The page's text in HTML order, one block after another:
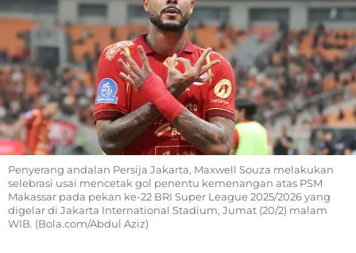
Penyerang andalan Persija Jakarta, Maxwell Souza melakukan
selebrasi usai mencetak gol penentu kemenangan atas PSM
Makassar pada pekan ke-22 BRI Super League 2025/2026 yang
digelar di Jakarta International Stadium, Jumat (20/2) malam
WIB. (Bola.com/Abdul Aziz)